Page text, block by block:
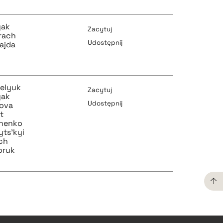
pobierz cytat
pobierz cytat
Zacytuj
Udostępnij
Zacytuj
Udostępnij